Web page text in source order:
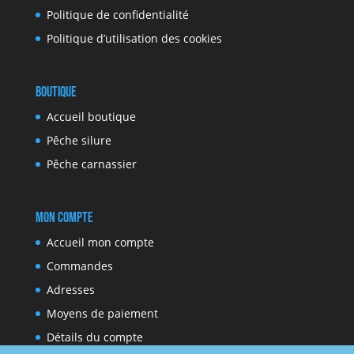
Politique de confidentialité
Politique d’utilisation des cookies
Boutique
Accueil boutique
Pêche silure
Pêche carnassier
Mon compte
Accueil mon compte
Commandes
Adresses
Moyens de paiement
Détails du compte